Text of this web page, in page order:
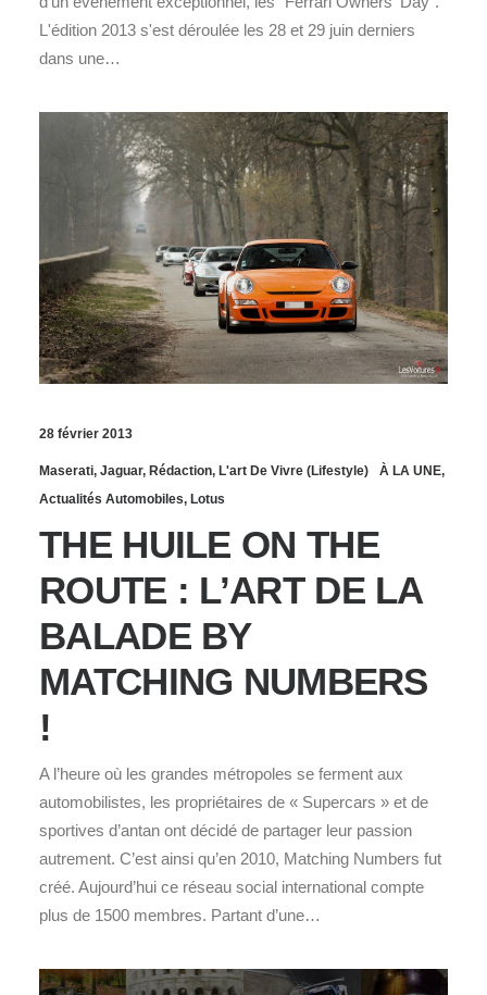
L'édition 2013 s'est déroulée les 28 et 29 juin derniers
dans une…
28 février 2013
Maserati, Jaguar, Rédaction, L'art De Vivre (Lifestyle) À LA UNE,
Actualités Automobiles, Lotus
THE HUILE ON THE
ROUTE : L’ART DE LA
BALADE BY
MATCHING NUMBERS
!
A l’heure où les grandes métropoles se ferment aux
automobilistes, les propriétaires de « Supercars » et de
sportives d’antan ont décidé de partager leur passion
autrement. C’est ainsi qu’en 2010, Matching Numbers fut
créé. Aujourd’hui ce réseau social international compte
plus de 1500 membres. Partant d’une…